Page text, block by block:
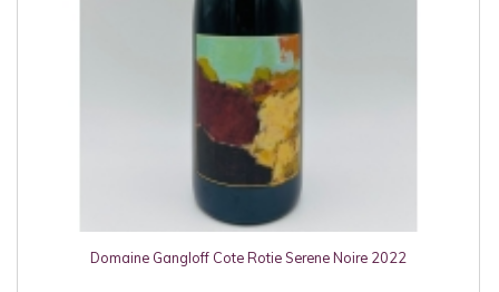
Domaine Gangloff Cote Rotie Serene Noire 2022